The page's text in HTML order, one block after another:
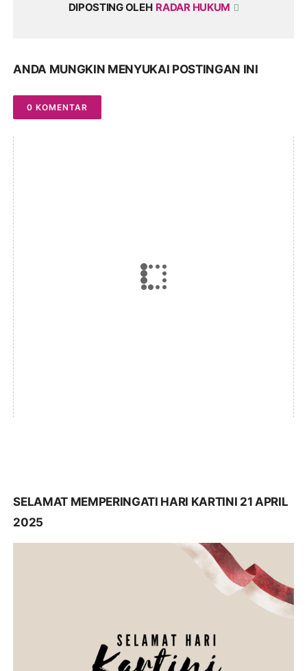
DIPOSTING OLEH RADAR HUKUM
ANDA MUNGKIN MENYUKAI POSTINGAN INI
0 KOMENTAR
SELAMAT MEMPERINGATI HARI KARTINI 21 APRIL
2025